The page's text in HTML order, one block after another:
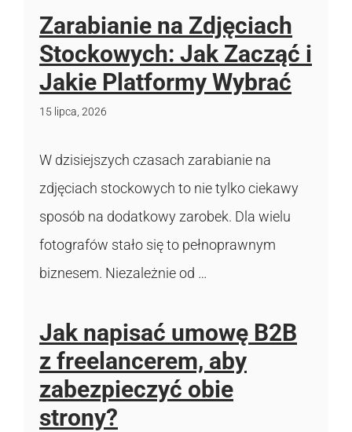
Zarabianie na Zdjęciach
Stockowych: Jak Zacząć i
Jakie Platformy Wybrać
15 lipca, 2026
W dzisiejszych czasach zarabianie na
zdjęciach stockowych to nie tylko ciekawy
sposób na dodatkowy zarobek. Dla wielu
fotografów stało się to pełnoprawnym
biznesem. Niezależnie od …
Jak napisać umowę B2B
z freelancerem, aby
zabezpieczyć obie
strony?